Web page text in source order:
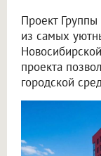
Проект
из самых
проекта
городской